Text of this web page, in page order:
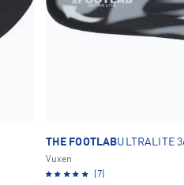
THE FOOTLABULTRALITE
Vuxen
(7)